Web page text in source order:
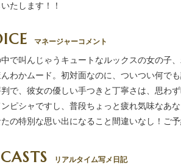
たします！！
マネージャーコメント
で叫んじゃうキュートなルックスの女の
わかムード。初対面なのに、ついつい何で
で、彼女の優しい手つきと丁寧さは、思
ピシャですし、普段ちょっと疲れ気味な
の特別な思い出になること間違いなし！ご
リアルタイム写メ日記